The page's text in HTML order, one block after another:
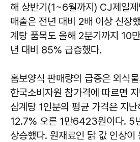
해 상반기(1~6월까지) CJ제일
매출은 전년 대비 2배 이상 신장
계탕 품목도 올해 2분기까지 10
년 대비 85% 급증했다.
홈보양식 판매량의 급증은 외식
한국소비자원 참가격에 따르면
삼계탕 1인분의 평균 가격은 지난
12.7% 오른 1만6423원이다. 5
상승했다. 원재료인 닭 값 인상이